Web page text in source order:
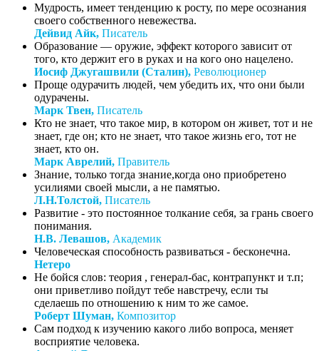
Мудрость, имеет тенденцию к росту, по мере осознания
своего собственного невежества.
Дейвид Айк, Писатель
Образование — оружие, эффект которого зависит от
того, кто держит его в руках и на кого оно нацелено.
Иосиф Джугашвили (Сталин), Революционер
Проще одурачить людей, чем убедить их, что они были
одурачены.
Марк Твен, Писатель
Кто не знает, что такое мир, в котором он живет, тот и не
знает, где он; кто не знает, что такое жизнь его, тот не
знает, кто он.
Марк Аврелий, Правитель
Знание, только тогда знание,когда оно приобретено
усилиями своей мысли, а не памятью.
Л.Н.Толстой, Писатель
Развитие - это постоянное толкание себя, за грань своего
понимания.
Н.В. Левашов, Академик
Человеческая способность развиваться - бесконечна.
Нетеро
Не бойся слов: теория , генерал-бас, контрапункт и т.п;
они приветливо пойдут тебе навстречу, если ты
сделаешь по отношению к ним то же самое.
Роберт Шуман, Композитор
Сам подход к изучению какого либо вопроса, меняет
восприятие человека.